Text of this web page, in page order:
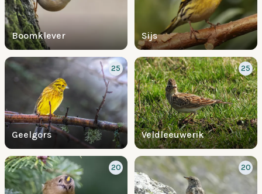
Boomklever Sijs
Geelgors
25
Veldleeuwerik
25
20 20